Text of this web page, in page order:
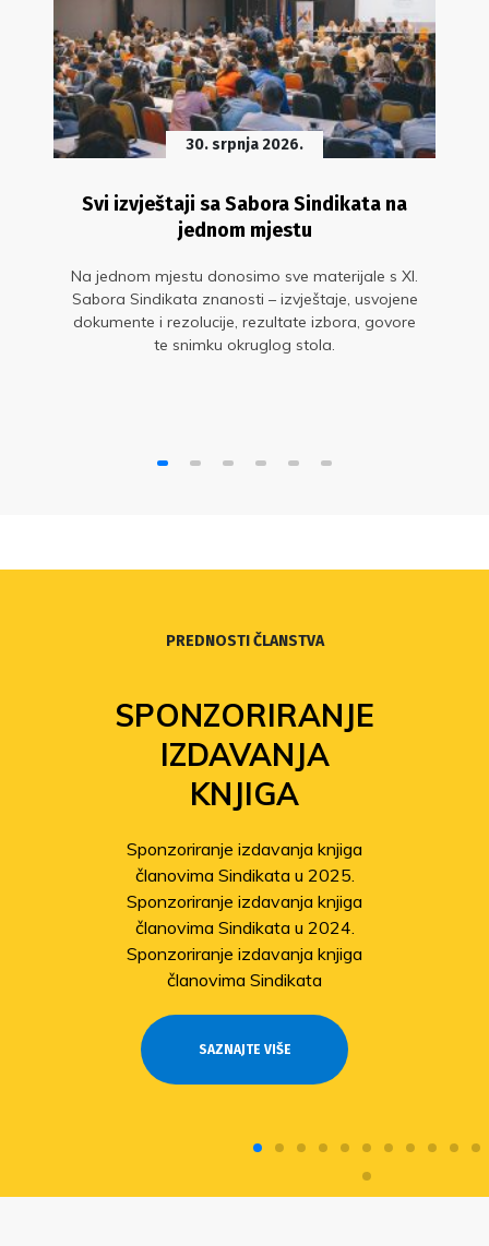
30. srpnja 2026.
Svi izvještaji sa Sabora Sindikata na
jednom mjestu
Na jednom mjestu donosimo sve materijale s XI.
Sabora Sindikata znanosti – izvještaje, usvojene
dokumente i rezolucije, rezultate izbora, govore
te snimku okruglog stola.
PREDNOSTI ČLANSTVA
SPONZORIRANJE
IZDAVANJA
KNJIGA
Sponzoriranje izdavanja knjiga
članovima Sindikata u 2025.
Sponzoriranje izdavanja knjiga
članovima Sindikata u 2024.
Sponzoriranje izdavanja knjiga
članovima Sindikata
SAZNAJTE VIŠE